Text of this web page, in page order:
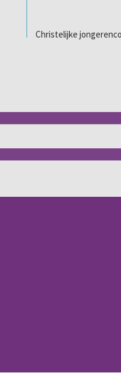
Christelijke